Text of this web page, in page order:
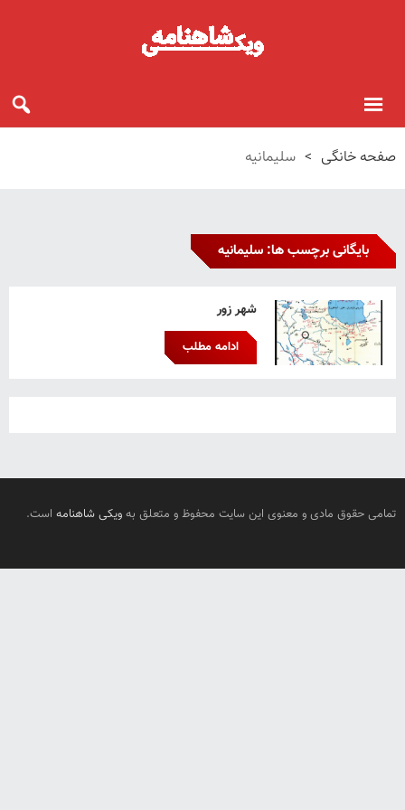
صفحه خانگی > سلیمانیه
بایگانی برچسب ها: سلیمانیه
شهر زور
ادامه مطلب
تمامی حقوق مادی و معنوی این سایت محفوظ و متعلق به ویکی شاهنامه است.